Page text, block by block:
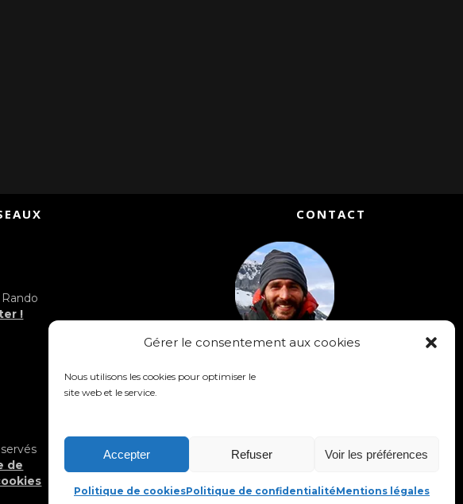
Gérer le consentement aux cookies
Nous utilisons les cookies pour optimiser le
site web et le service.
Accepter Refuser Voir les préférences
Politique de cookiesPolitique de confidentialitéMentions légales
!
de
CONTACT
Accompagnateur en Montagne